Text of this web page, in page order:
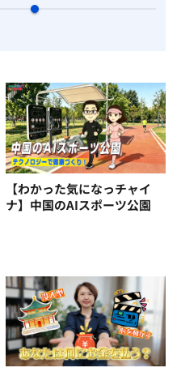
【わかった気になっチャイ
ナ】中国のAIスポーツ公園